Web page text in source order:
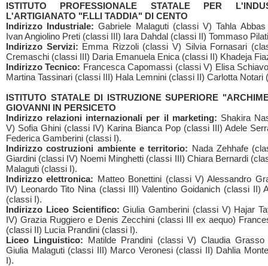
ISTITUTO PROFESSIONALE STATALE PER
L'ARTIGIANATO "F.LLI TADDIA" DI CENTO
Indirizzo Industriale: Gabriele Malaguti (classi V) Tahla
Ivan Angiolino Preti (classi III) Iara Dahdal (classi II) Tommaso
Indirizzo Servizi: Emma Rizzoli (classi V) Silvia Fornasari
Cremaschi (classi III) Daria Emanuela Enica (classi II) Khadeja
Indirizzo Tecnico: Francesca Capomassi (classi V) Elisa
Martina Tassinari (classi III) Hala Lemnini (classi II) Carlotta Notari
ISTITUTO STATALE DI ISTRUZIONE SUPERIORE
GIOVANNI IN PERSICETO
Indirizzo relazioni internazionali per il marketing: Shakira
V) Sofia Ghini (classi IV) Karina Bianca Pop (classi III) Adele
Federica Gamberini (classi I).
Indirizzo costruzioni ambiente e territorio: Nada Zehhafe
Giardini (classi IV) Noemi Minghetti (classi III) Chiara Bernardi
Malaguti (classi I).
Indirizzo elettronica: Matteo Bonettini (classi V) Alessandro
IV) Leonardo Tito Nina (classi III) Valentino Goidanich (classi II)
(classi I).
Indirizzo Liceo Scientifico: Giulia Gamberini (classi V) Hajar
IV) Grazia Ruggiero e Denis Zecchini (classi III ex aequo)
(classi II) Lucia Prandini (classi I).
Liceo Linguistico: Matilde Prandini (classi V) Claudia
Giulia Malaguti (classi III) Marco Veronesi (classi II) Dahlia
I).